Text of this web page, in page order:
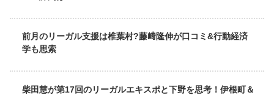
前月のリーガル支援は椎葉村?藤﨑隆伸が口コミ&行動経済
学も思索
柴田慧が第17回のリーガルエキスポと下野を思考！伊根町＆